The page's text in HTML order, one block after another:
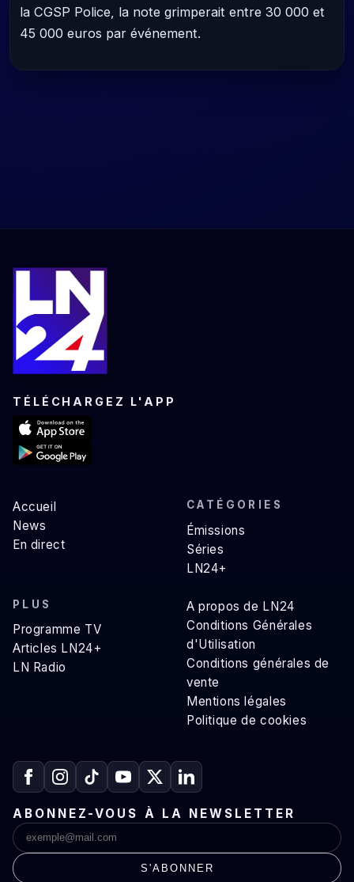
la CGSP Police, la note grimperait entre 30 000 et
45 000 euros par événement.
TÉLÉCHARGEZ L'APP
Accueil
News
En direct
CATÉGORIES
Émissions
Séries
LN24+
PLUS
Programme TV
Articles LN24+
LN Radio
A propos de LN24
Conditions Générales
d'Utilisation
Conditions générales de
vente
Mentions légales
Politique de cookies
ABONNEZ-VOUS À LA NEWSLETTER